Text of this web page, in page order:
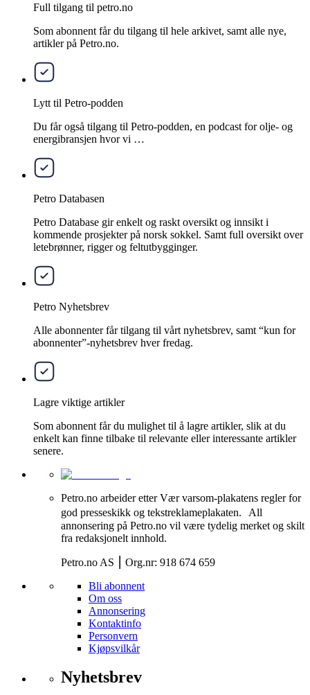
Full tilgang til petro.no
Som abonnent får du tilgang til hele arkivet, samt alle nye,
artikler på Petro.no.
Lytt til Petro-podden
Du får også tilgang til Petro-podden, en podcast for olje- og
energibransjen hvor vi …
Petro Databasen
Petro Database gir enkelt og raskt oversikt og innsikt i
kommende prosjekter på norsk sokkel. Samt full oversikt over
letebrønner, rigger og feltutbygginger.
Petro Nyhetsbrev
Alle abonnenter får tilgang til vårt nyhetsbrev, samt “kun for
abonnenter”-nyhetsbrev hver fredag.
Lagre viktige artikler
Som abonnent får du mulighet til å lagre artikler, slik at du
enkelt kan finne tilbake til relevante eller interessante artikler
senere.
Petro.no arbeider etter Vær varsom-plakatens regler for
god presseskikk og tekstreklameplakaten. All
annonsering på Petro.no vil være tydelig merket og skilt
fra redaksjonelt innhold.
Petro.no AS ⎮ Org.nr: 918 674 659
Bli abonnent
Om oss
Annonsering
Kontaktinfo
Personvern
Kjøpsvilkår
Nyhetsbrev